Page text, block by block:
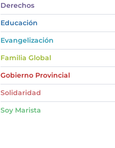
Derechos
Educación
Evangelización
Familia Global
Gobierno Provincial
Solidaridad
Soy Marista